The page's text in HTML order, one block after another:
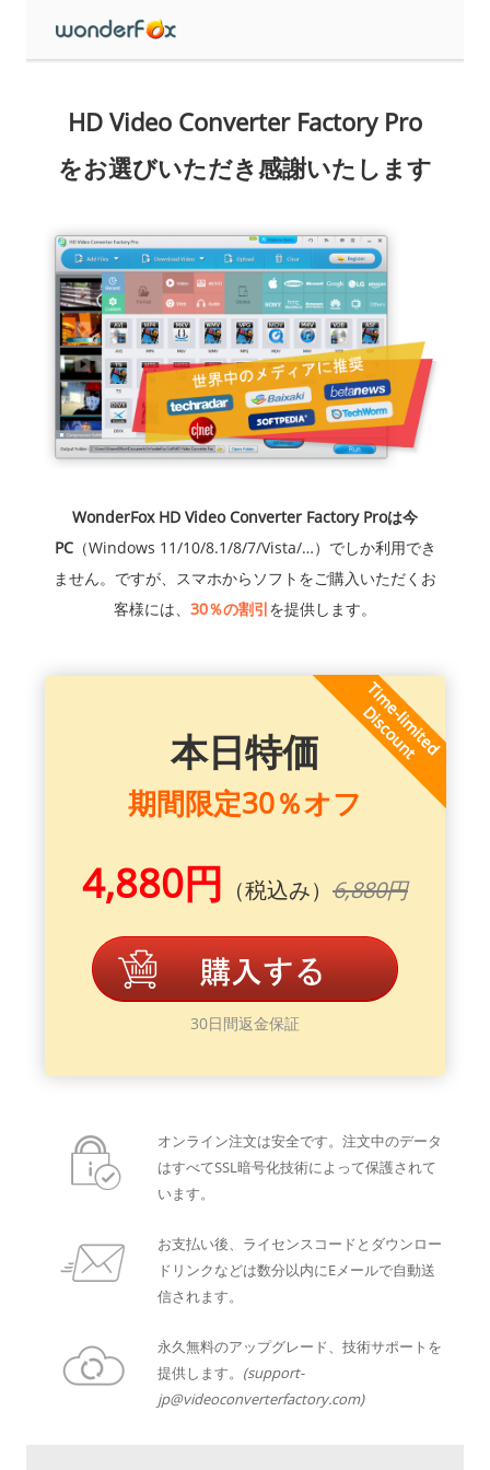
HD Video Converter Factory Pro
をお選びいただき感謝いたします
WonderFox HD Video Converter Factory Proは今
PC（Windows 11/10/8.1/8/7/Vista/…）でしか利用でき
ません。ですが、スマホからソフトをご購入いただくお
客様には、 30％の割引を提供します。
本日特価
期間限定30％オフ
4,880円 （税込み） 6,880円
30日間返金保証
オンライン注文は安全です。注文中のデータ
はすべてSSL暗号化技術によって保護されて
います。
お支払い後、ライセンスコードとダウンロー
ドリンクなどは数分以内にEメールで自動送
信されます。
永久無料のアップグレード、技術サポートを
提供します。 (support-
jp@videoconverterfactory.com)